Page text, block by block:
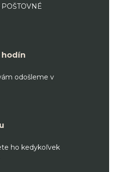
odošleme v
ho kedykoľvek